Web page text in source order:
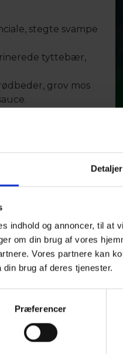
Detaljer
indhold og annoncer, til at
om din brug af vores
Vores partnere kan
brug af deres tjenester.
Præferencer
stegte svampe
tyttebær,
grov mos
LINKS